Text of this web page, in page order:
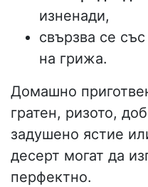
изненади,
свързва се
на грижа.
Домашно
гратен, ризото,
задушено ястие
десерт могат да
перфектно.